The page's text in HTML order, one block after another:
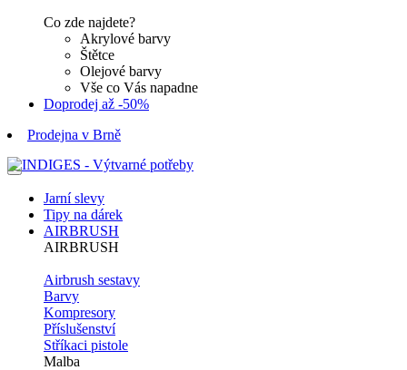
Co zde najdete?
Akrylové barvy
Štětce
Olejové barvy
Vše co Vás napadne
Doprodej až -50%
Prodejna v Brně
Jarní slevy
Tipy na dárek
AIRBRUSH
AIRBRUSH
Airbrush sestavy
Barvy
Kompresory
Příslušenství
Stříkaci pistole
Malba